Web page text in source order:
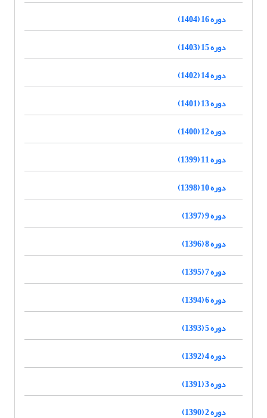
دوره 16 (1404)
دوره 15 (1403)
دوره 14 (1402)
دوره 13 (1401)
دوره 12 (1400)
دوره 11 (1399)
دوره 10 (1398)
دوره 9 (1397)
دوره 8 (1396)
دوره 7 (1395)
دوره 6 (1394)
دوره 5 (1393)
دوره 4 (1392)
دوره 3 (1391)
دوره 2 (1390)